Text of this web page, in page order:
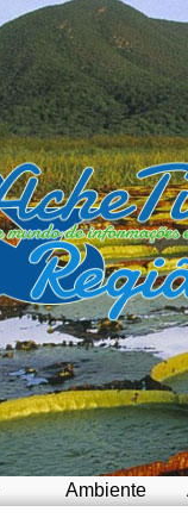
Ambiente